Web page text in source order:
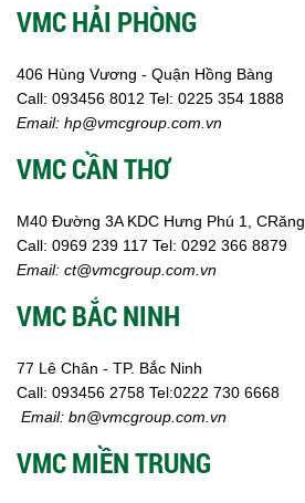
VMC HẢI PHÒNG
406 Hùng Vương - Quận Hồng Bàng
Call: 093456 8012 Tel: 0225 354 1888
Email: hp@vmcgroup.com.vn
VMC CẦN THƠ
M40 Đường 3A KDC Hưng Phú 1, CRăng
Call: 0969 239 117 Tel: 0292 366 8879
Email: ct@vmcgroup.com.vn
VMC BẮC NINH
77 Lê Chân - TP. Bắc Ninh
Call: 093456 2758 Tel:0222 730 6668
Email: bn@vmcgroup.com.vn
VMC MIỀN TRUNG